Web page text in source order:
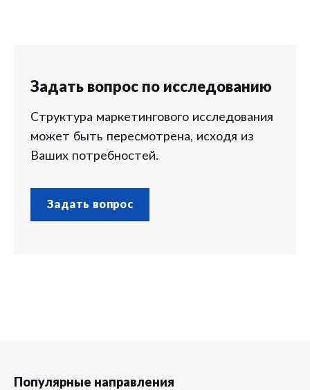
Задать вопрос по исследованию
Структура маркетингового исследования
может быть пересмотрена, исходя из
Ваших потребностей.
Задать вопрос
Популярные направления